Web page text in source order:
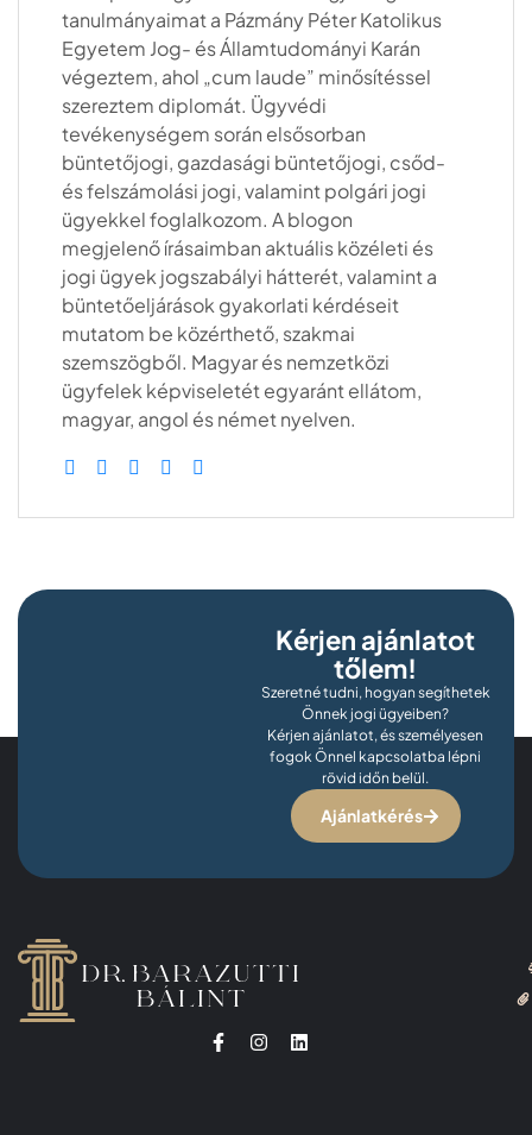
tanulmányaimat a Pázmány Péter Katolikus
Egyetem Jog- és Államtudományi Karán
végeztem, ahol „cum laude” minősítéssel
szereztem diplomát. Ügyvédi
tevékenységem során elsősorban
büntetőjogi, gazdasági büntetőjogi, csőd-
és felszámolási jogi, valamint polgári jogi
ügyekkel foglalkozom. A blogon
megjelenő írásaimban aktuális közéleti és
jogi ügyek jogszabályi hátterét, valamint a
büntetőeljárások gyakorlati kérdéseit
mutatom be közérthető, szakmai
szemszögből. Magyar és nemzetközi
ügyfelek képviseletét egyaránt ellátom,
magyar, angol és német nyelven.
Kérjen ajánlatot
tőlem!
Szeretné tudni, hogyan segíthetek
Önnek jogi ügyeiben?
Kérjen ajánlatot, és személyesen
fogok Önnel kapcsolatba lépni
rövid időn belül.
Ajánlatkérés